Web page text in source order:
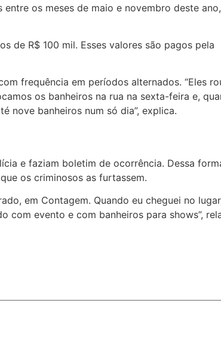
os meses de maio e novembro deste
de R$ 100 mil. Esses valores são pagos pela
frequência em períodos alternados. “Eles
os banheiros na rua na sexta-feira e,
nove banheiros num só dia”, explica.
e faziam boletim de ocorrência. Dessa
os criminosos as furtassem.
em Contagem. Quando eu cheguei no
com evento e com banheiros para shows”,